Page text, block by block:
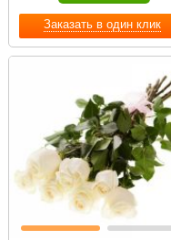
Заказать в один клик